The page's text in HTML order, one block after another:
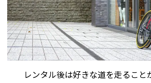
レンタル後は好きな道を走ること